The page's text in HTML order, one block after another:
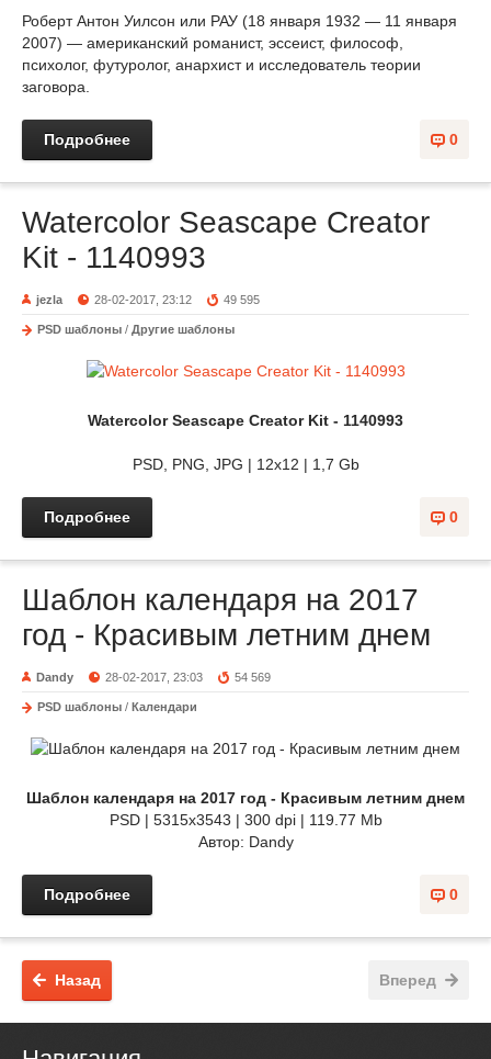
Роберт Антон Уилсон или РАУ (18 января 1932 — 11 января
2007) — американский романист, эссеист, философ,
психолог, футуролог, анархист и исследователь теории
заговора.
0
Подробнее
Watercolor Seascape Creator
Kit - 1140993
jezla 28-02-2017, 23:12 49 595
PSD шаблоны / Другие шаблоны
Watercolor Seascape Creator Kit - 1140993
PSD, PNG, JPG | 12x12 | 1,7 Gb
0
Подробнее
Шаблон календаря на 2017
год - Красивым летним днем
Dandy 28-02-2017, 23:03 54 569
PSD шаблоны / Календари
Шаблон календаря на 2017 год - Красивым летним днем
PSD | 5315x3543 | 300 dpi | 119.77 Mb
Автор: Dandy
0
Подробнее
Вперед
Назад